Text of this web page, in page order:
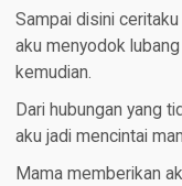
Sampai disini
aku menyodok
kemudian.
Dari hubungan yang
aku jadi mencintai
Mama memberikan